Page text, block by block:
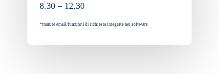
8.30 – 12.30
*tramite email/funzioni di richiesta integrate nei software